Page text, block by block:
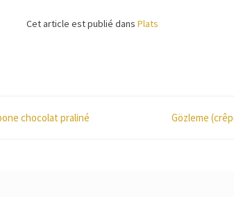
Cet article est publié dansPlats
chocolat praliné Gözleme